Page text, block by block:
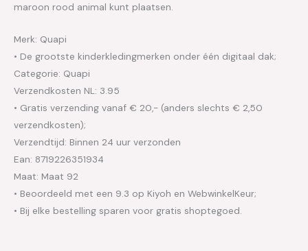
maroon rood animal kunt plaatsen.
Merk: Quapi
• De grootste kinderkledingmerken onder één digitaal dak;
Categorie: Quapi
Verzendkosten NL: 3.95
• Gratis verzending vanaf € 20,- (anders slechts € 2,50
verzendkosten);
Verzendtijd: Binnen 24 uur verzonden
Ean: 8719226351934
Maat: Maat 92
• Beoordeeld met een 9.3 op Kiyoh en WebwinkelKeur;
• Bij elke bestelling sparen voor gratis shoptegoed.